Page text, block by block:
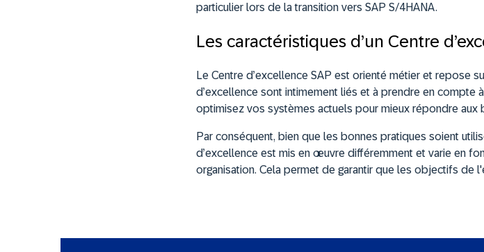
particulier lors de la transition vers SAP S/4HANA.
Les caractéristiques d’un Centre
Le Centre d’excellence SAP est orienté métier et repose
d’excellence sont intimement liés et à prendre en compte
optimisez vos systèmes actuels pour mieux répondre aux
Par conséquent, bien que les bonnes pratiques soient
d’excellence est mis en œuvre différemment et varie en
organisation. Cela permet de garantir que les objectifs de